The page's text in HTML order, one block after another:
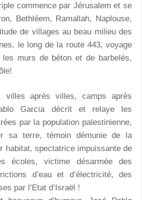
commence par Jérusalem et se
Bethléem, Ramallah, Naplouse,
de villages au beau milieu des
le long de la route 443, voyage
les murs de béton et de barbelés,
villes après villes, camps après
Garcia décrit et relaye les
par la population palestinienne,
sa terre, témoin démunie de la
habitat, spectatrice impuissante de
écoles, victime désarmée des
d’eau et d’électricité, des
par l’Etat d’Israël !